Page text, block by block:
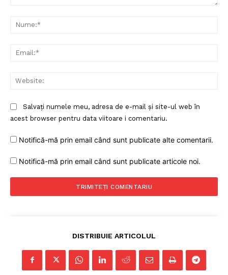
Salvați numele meu, adresa de e-mail și site-ul web în
acest browser pentru data viitoare i comentariu.
Notifică-mă prin email când sunt publicate alte comentarii.
Notifică-mă prin email când sunt publicate articole noi.
DISTRIBUIE ARTICOLUL